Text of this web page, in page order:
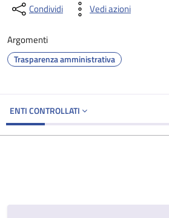
Condividi Vedi azioni
Argomenti
Trasparenza amministrativa
ENTI CONTROLLATI